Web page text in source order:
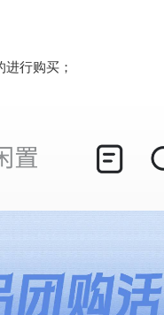
行购买；